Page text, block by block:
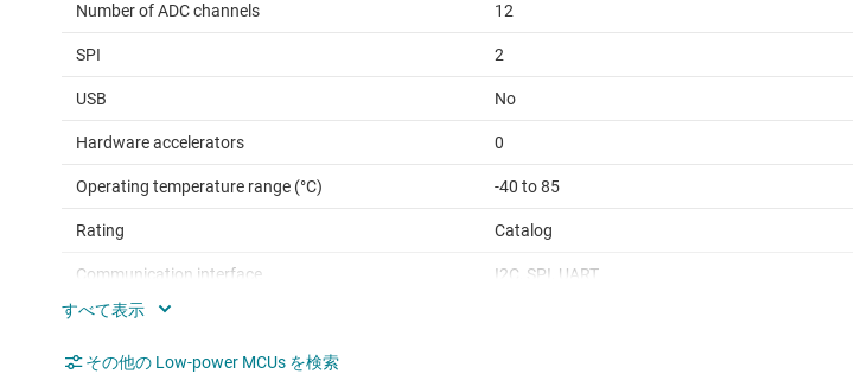
Number of ADC channels 12
SPI 2
USB No
Hardware accelerators 0
Operating temperature range (°C) -40 to 85
Rating Catalog
Communication interface I2C, SPI, UART
Operating system
Nonvolatile memory (kByte)
その他の Low-power MCUs を検索